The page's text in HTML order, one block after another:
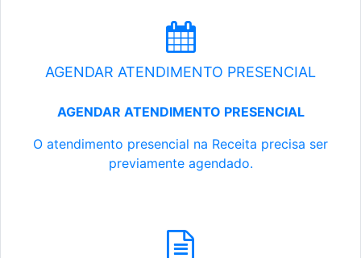
AGENDAR ATENDIMENTO PRESENCIAL
AGENDAR ATENDIMENTO PRESENCIAL
O atendimento presencial na Receita precisa ser
previamente agendado.